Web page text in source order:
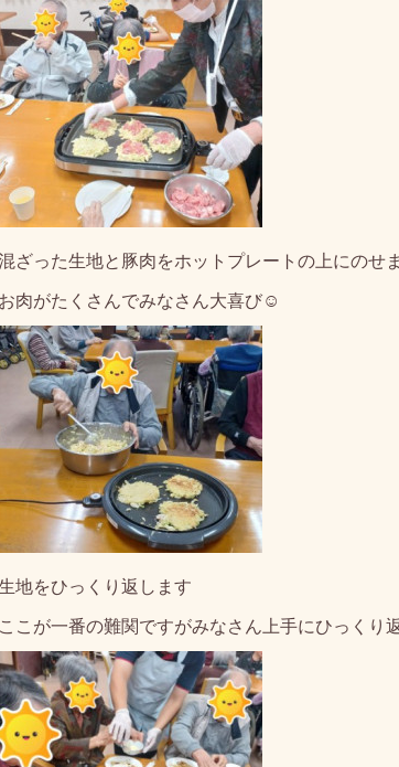
ざった生地と豚肉をホットプレートの上にのせ
お肉がたくさんでみなさん大喜び☺
地をひっくり返します
ここが一番の難関ですがみなさん上手にひっくり